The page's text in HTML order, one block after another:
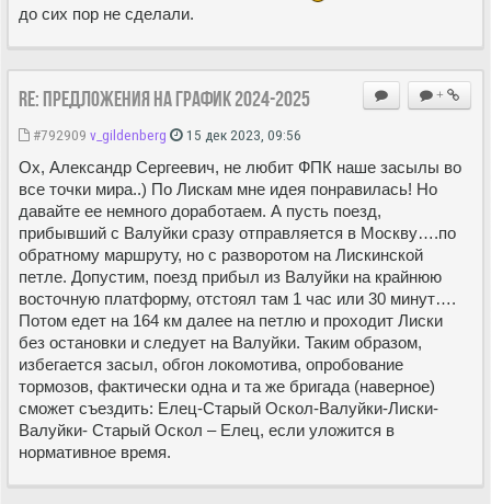
до сих пор не сделали.
+
Re: Предложения на график 2024-2025
#792909 v_gildenberg 15 дек 2023, 09:56
Ох, Александр Сергеевич, не любит ФПК наше засылы во
все точки мира..) По Лискам мне идея понравилась! Но
давайте ее немного доработаем. А пусть поезд,
прибывший с Валуйки сразу отправляется в Москву….по
обратному маршруту, но с разворотом на Лискинской
петле. Допустим, поезд прибыл из Валуйки на крайнюю
восточную платформу, отстоял там 1 час или 30 минут….
Потом едет на 164 км далее на петлю и проходит Лиски
без остановки и следует на Валуйки. Таким образом,
избегается засыл, обгон локомотива, опробование
тормозов, фактически одна и та же бригада (наверное)
сможет съездить: Елец-Старый Оскол-Валуйки-Лиски-
Валуйки- Старый Оскол – Елец, если уложится в
нормативное время.